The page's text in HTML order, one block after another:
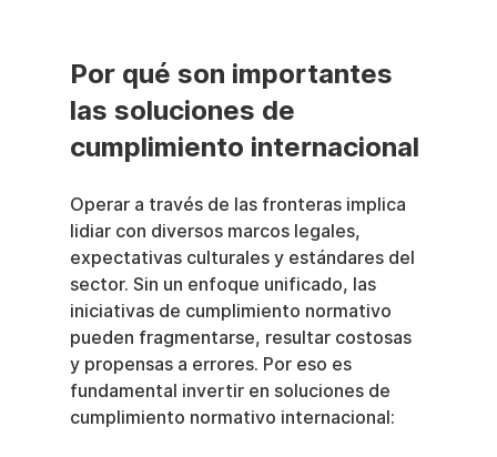
Por qué son importantes
las soluciones de
cumplimiento internacional
Operar a través de las fronteras implica
lidiar con diversos marcos legales,
expectativas culturales y estándares del
sector. Sin un enfoque unificado, las
iniciativas de cumplimiento normativo
pueden fragmentarse, resultar costosas
y propensas a errores. Por eso es
fundamental invertir en soluciones de
cumplimiento normativo internacional: